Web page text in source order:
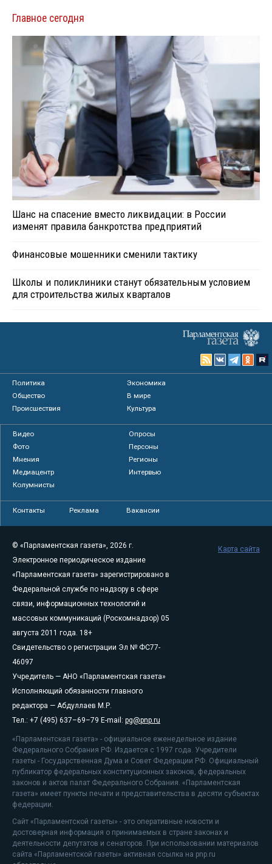
Главное сегодня
Шанс на спасение вместо ликвидации: в России
изменят правила банкротства предприятий
Финансовые мошенники сменили тактику
Школы и поликлиники станут обязательным условием
для строительства жилых кварталов
Политика
Экономика
Общество
В мире
Происшествия
Культура
Видео
Опросы
Фото
Персоны
Мнения
Регионы
Медиацентр
Интервью
Колумнисты
Контакты Реклама Вакансии
© «Парламентская газета», 2026 г.
Электронное периодическое издание
«Парламентская газета» зарегистрировано в
Федеральной службе по надзору в сфере
связи, информационных технологий и
массовых коммуникаций (Роскомнадзор) 05
августа 2011 года. 18+
Свидетельство о регистрации Эл № ФС77-
46097
Учредитель — АНО «Парламентская газета»
Исполняющий обязанности главного
редактора — Абдуллаев М.Р.
Тел.: +7 (495) 637–69–79 E-mail: pg@pnp.ru
«Парламентская газета» - официальное еженедельное издание
Федерального Собрания РФ. Издается с 1997 года. Учредители
газеты - Государственная Дума и Совет Федерации РФ. Официальный
публикатор федеральных конституционных законов, федеральных
законов и актов палат Федерального Собрания. «Парламентская
газета» имеет пункты печати и представительства в десяти субъектах
федерации.
Сайт «Парламентской газеты» - это оперативные новости и
достоверная информация о принимаемых в стране законах и
деятельности депутатов и сенаторов. При использовании материалов
сайта «Парламентской газеты» активная ссылка на pnp.ru
Карта сайта